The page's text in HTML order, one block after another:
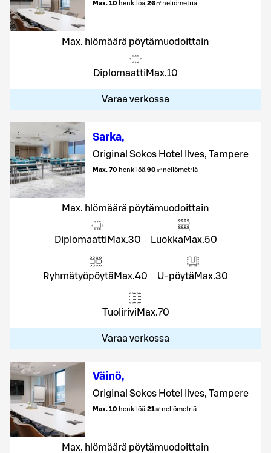
Max. 10 henkilöä,26㎡ neliömetriä
Max. hlömäärä pöytämuodoittain
Diplomaatti Max.10
Varaa verkossa
Sarka,
Original Sokos Hotel Ilves, Tampere
Max. 70 henkilöä,90㎡ neliömetriä
Max. hlömäärä pöytämuodoittain
Diplomaatti Max.30 Luokka Max.50
Ryhmätyöpöytä Max.40 U-pöytä Max.30
Tuolirivi Max.70
Varaa verkossa
Väinö,
Original Sokos Hotel Ilves, Tampere
Max. 10 henkilöä,21㎡ neliömetriä
Max. hlömäärä pöytämuodoittain